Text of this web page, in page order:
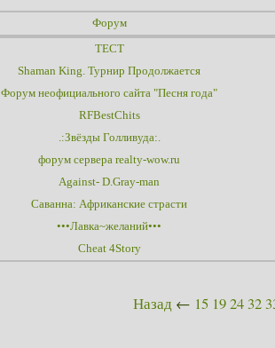
Форум
ТЕСТ
Shaman King. Турнир Продолжается
Форум неофициального сайта "Песня года"
RFBestChits
.:Звёзды Голливуда:.
форум сервера realty-wow.ru
Against- D.Gray-man
Саванна: Африканские страсти
•••Лавка~желаний•••
Cheat 4Story
Назад ← 15 1924 32